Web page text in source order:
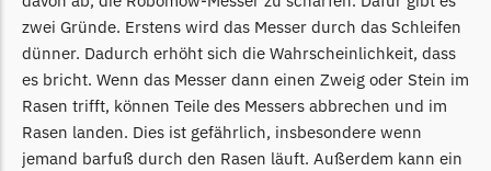
zwei Gründe. Erstens wird das Messer durch das Schleifen
dünner. Dadurch erhöht sich die Wahrscheinlichkeit, dass
es bricht. Wenn das Messer dann einen Zweig oder Stein im
Rasen trifft, können Teile des Messers abbrechen und im
Rasen landen. Dies ist gefährlich, insbesondere wenn
jemand barfuß durch den Rasen läuft. Außerdem kann ein